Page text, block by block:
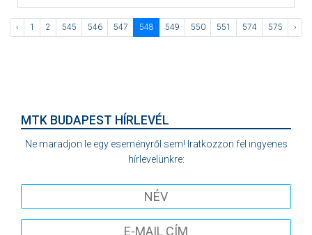
‹ 1 2 545 546 547 548 549 550 551 574 575 ›
MTK BUDAPEST HÍRLEVÉL
Ne maradjon le egy eseményről sem! Iratkozzon fel ingyenes
hírlevelünkre: